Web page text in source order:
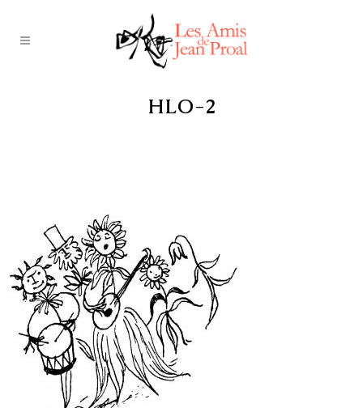
HLO-2